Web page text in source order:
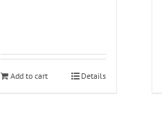
Add to cart Details